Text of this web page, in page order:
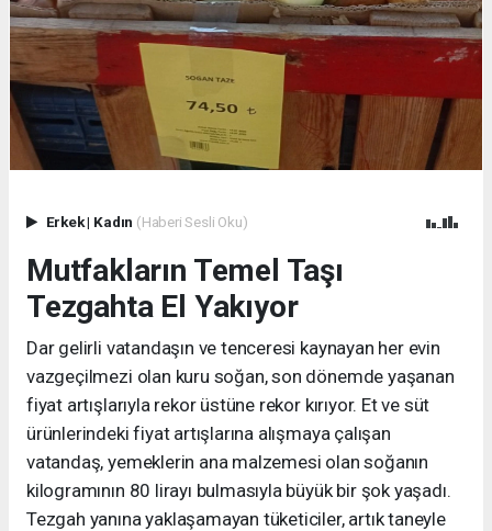
Erkek| Kadın (Haberi Sesli Oku)
Mutfakların Temel Taşı
Tezgahta El Yakıyor
Dar gelirli vatandaşın ve tenceresi kaynayan her evin
vazgeçilmezi olan kuru soğan, son dönemde yaşanan
fiyat artışlarıyla rekor üstüne rekor kırıyor. Et ve süt
ürünlerindeki fiyat artışlarına alışmaya çalışan
vatandaş, yemeklerin ana malzemesi olan soğanın
kilogramının 80 lirayı bulmasıyla büyük bir şok yaşadı.
Tezgah yanına yaklaşamayan tüketiciler, artık taneyle